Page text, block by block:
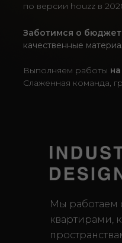
по версии houzz в
Заботимся о
качественные
Выполняем работы
Слаженная команда,
Мы работаем
квартирами,